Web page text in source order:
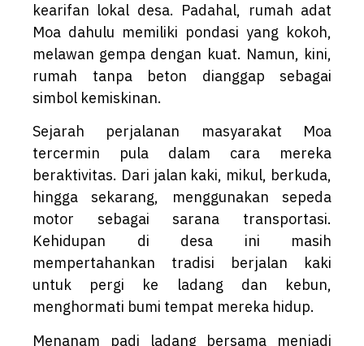
kearifan lokal desa. Padahal, rumah adat
Moa dahulu memiliki pondasi yang kokoh,
melawan gempa dengan kuat. Namun, kini,
rumah tanpa beton dianggap sebagai
simbol kemiskinan.
Sejarah perjalanan masyarakat Moa
tercermin pula dalam cara mereka
beraktivitas. Dari jalan kaki, mikul, berkuda,
hingga sekarang, menggunakan sepeda
motor sebagai sarana transportasi.
Kehidupan di desa ini masih
mempertahankan tradisi berjalan kaki
untuk pergi ke ladang dan kebun,
menghormati bumi tempat mereka hidup.
Menanam padi ladang bersama menjadi